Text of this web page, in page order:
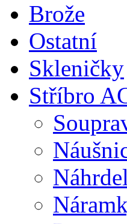
Brože
Ostatní
Skleničky
Stříbro